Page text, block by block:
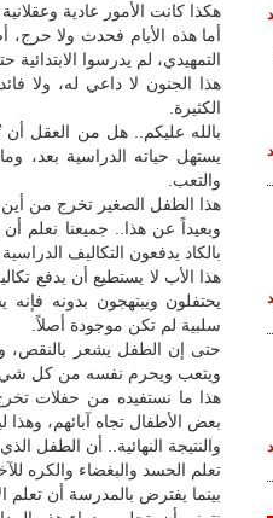
هكذا كانت الأمور عادية
أما هذه الأيام فحدث ولا
التمهيدي، لم يدرسوا الابتدائية
هذا الجنون لا داعي له، ولا
الكثيرة.
بالله عليكم.. هل من العقل
يستهل حياته الدراسية بعد،
والتعب.
هذا الطفل الصغير تخرج من
وبعيداً عن هذا.. جميعنا نعلم أن
بالكاد يدفعون التكاليف
هذا الأب لا يستطيع أن يدفع
يحتفلون ويبتهجون بدونه
سلبية لم تكن موجودة أصلاً.
حتى إن الطفل يشعر بالنقص،
ويتعب ويحرم نفسه من كل شيء
هذا ما نستفيده من حفلات
بعض الأطفال تجاه آبائهم،
والنتيجة النهائية.. أن الطفل
تعلم الحسد والبغضاء والكره
بينما يفترض بالمدرسة أن تعلم